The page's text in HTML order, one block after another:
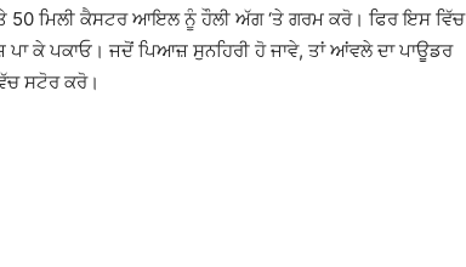
50 ਮਿਲੀ ਕੈਸਟਰ ਆਇਲ ਨੂੰ ਹੌਲੀ ਅੱਗ ‘ਤੇ ਗਰਮ ਕਰੋ। ਫਿਰ ਇਸ ਵਿੱਚ
ਕੇ ਪਕਾਓ। ਜਦੋਂ ਪਿਆਜ਼ ਸੁਨਹਿਰੀ ਹੋ ਜਾਵੇ, ਤਾਂ ਆਂਵਲੇ ਦਾ ਪਾਊਡਰ
ਸਟੋਰ ਕਰੋ।